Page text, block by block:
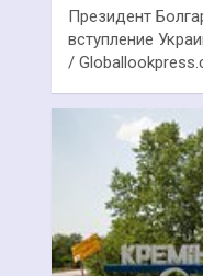
Президент
вступление
/